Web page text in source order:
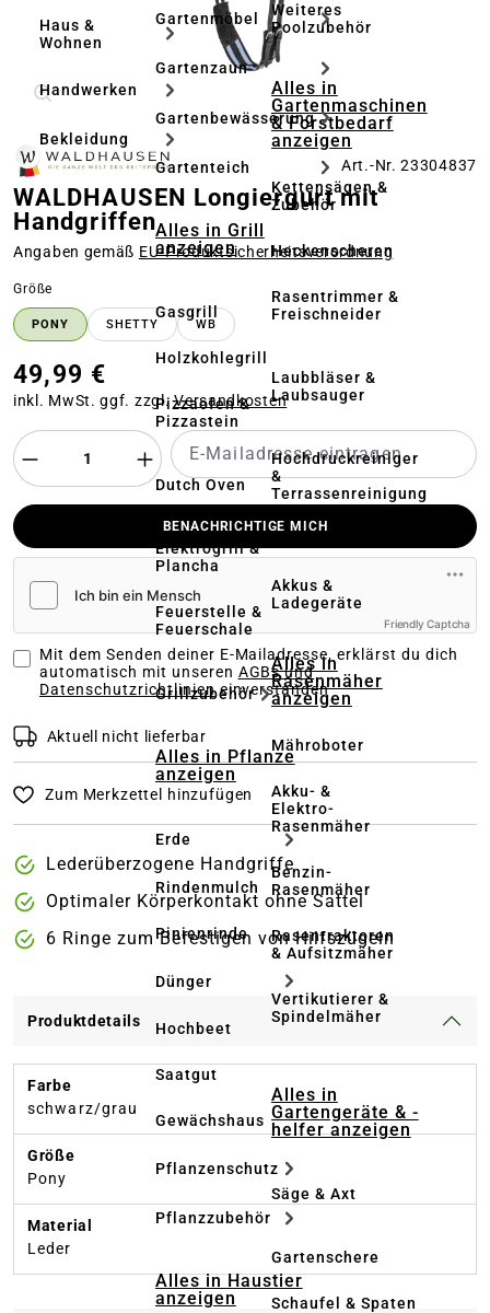
Haus &
Wohnen
Handwerken
Bekleidung
Gartenmöbel
Gartenzaun
Gartenbewässerung
Gartenteich
Alles in Grill
anzeigen
Gasgrill
Holzkohlegrill
Pizzaofen &
Pizzastein
Dutch Oven
Elektrogrill &
Plancha
Feuerstelle &
Feuerschale
Grillzubehör
Alles in Pflanze
anzeigen
Erde
Rindenmulch
Pinienrinde
Dünger
Hochbeet
Saatgut
Gewächshaus
Pflanzenschutz
Pflanzzubehör
Alles in Haustier
anzeigen
Weiteres
Poolzubehör
Alles in
Gartenmaschinen
& Forstbedarf
anzeigen
Kettensägen &
Zubehör
Heckenscheren
Rasentrimmer &
Freischneider
Laubbläser &
Laubsauger
Hochdruckreiniger
&
Terrassenreinigung
Akkus &
Ladegeräte
Alles in
Rasenmäher
anzeigen
Mähroboter
Akku- &
Elektro-
Rasenmäher
Benzin-
Rasenmäher
Rasentraktoren
& Aufsitzmäher
Vertikutierer &
Spindelmäher
Alles in
Gartengeräte & -
helfer anzeigen
Säge & Axt
Gartenschere
Schaufel & Spaten
Art.-Nr. 23304837
WALDHAUSEN Longiergurt mit
Handgriffen
Angaben gemäß EU‑Produktsicherheitsverordnung
Größe
PONY SHETTY WB
49,99 €
inkl. MwSt. ggf. zzgl.Versandkosten
BENACHRICHTIGE MICH
Friendly Captcha
Mit dem Senden deiner E-Mailadresse, erklärst du dich
automatisch mit unseren AGBs und
Datenschutzrichtlinieneinverstanden
Aktuell nicht lieferbar
Zum Merkzettel hinzufügen
Lederüberzogene Handgriffe
Optimaler Körperkontakt ohne Sattel
6 Ringe zum Befestigen von Hilfszügeln
Produktdetails
Farbe
schwarz/grau
Größe
Pony
Material
Leder